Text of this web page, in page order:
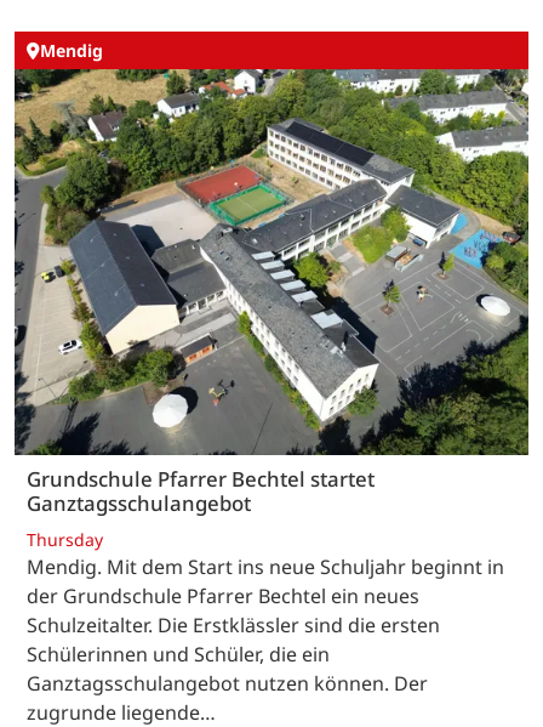
Mendig
Grundschule Pfarrer Bechtel startet
Ganztagsschulangebot
Thursday
Mendig. Mit dem Start ins neue Schuljahr beginnt in
der Grundschule Pfarrer Bechtel ein neues
Schulzeitalter. Die Erstklässler sind die ersten
Schülerinnen und Schüler, die ein
Ganztagsschulangebot nutzen können. Der
zugrunde liegende…